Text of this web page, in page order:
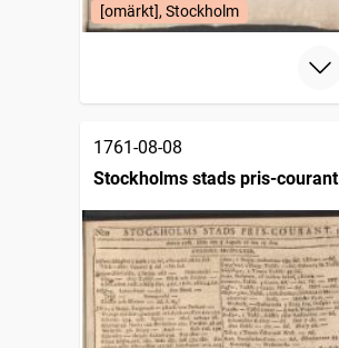
[omärkt], Stockholm
1761-08-08
Stockholms stads pris-courant